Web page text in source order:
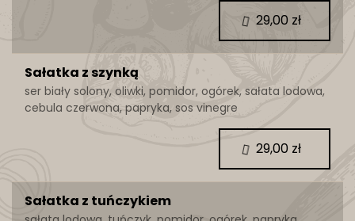
Sałatka z szynką
ser biały solony, oliwki, pomidor, ogórek, sałata lodowa,
cebula czerwona, papryka, sos vinegre
Sałatka z tuńczykiem